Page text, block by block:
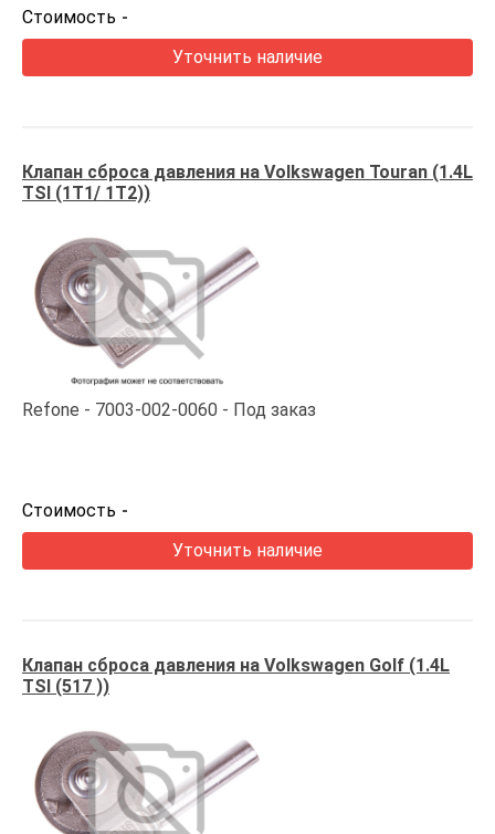
Стоимость -
Уточнить наличие
Клапан сброса давления на Volkswagen Touran (1.4L
TSI (1T1/ 1T2))
Refone 7003-002-0060 Под заказ
Стоимость -
Уточнить наличие
Клапан сброса давления на Volkswagen Golf (1.4L
TSI (517 ))